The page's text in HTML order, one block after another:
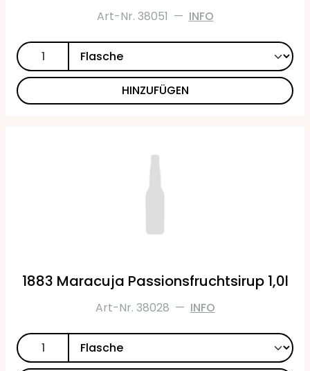
Art-Nr. 38051 — INFO
HINZUFÜGEN
1883 Maracuja Passionsfruchtsirup 1,0l
Art-Nr. 38028 — INFO